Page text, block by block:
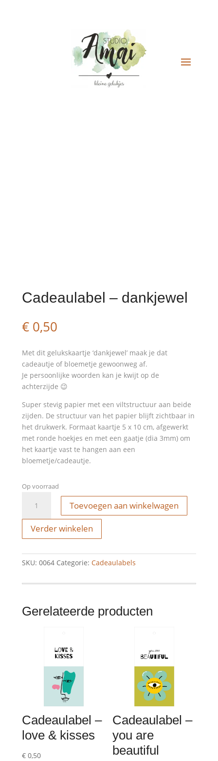
Cadeaulabel – dankjewel
€0,50
Met dit gelukskaartje ‘dankjewel’ maak je dat
cadeautje of bloemetje gewoonweg af.
Je persoonlijke woorden kan je kwijt op de
achterzijde 😉
Super stevig papier met een viltstructuur aan beide
zijden. De structuur van het papier blijft zichtbaar in
het drukwerk. Formaat kaartje 5 x 10 cm, afgewerkt
met ronde hoekjes en met een gaatje (dia 3mm) om
het kaartje vast te hangen aan een
bloemetje/cadeautje.
Op voorraad
Cadeaulabel
dankjewel
aantal
Toevoegen aan winkelwagen
Verder winkelen
SKU: 0064 Categorie: Cadeaulabels
Gerelateerde producten
Cadeaulabel –
love & kisses
€0,50
Cadeaulabel –
you are
beautiful